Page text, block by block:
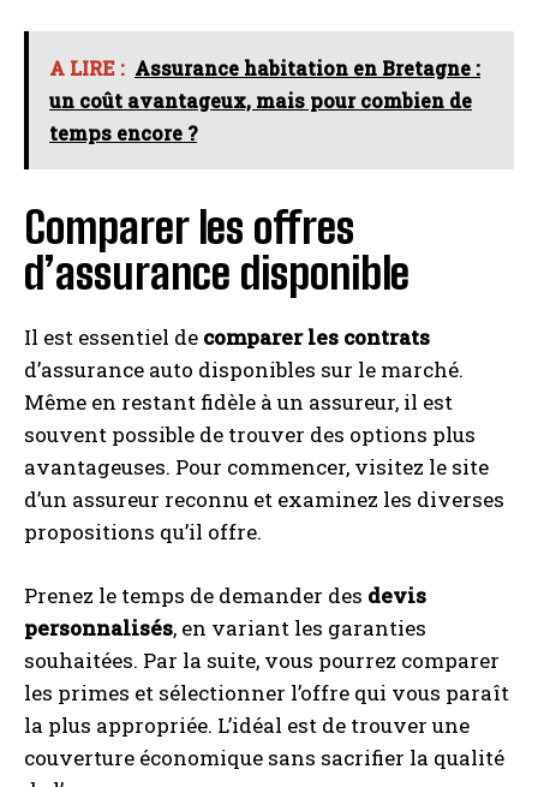
A LIRE : Assurance habitation en Bretagne :
un coût avantageux, mais pour combien de
temps encore ?
Comparer les offres
d’assurance disponible
Il est essentiel de comparer les contrats
d’assurance auto disponibles sur le marché.
Même en restant fidèle à un assureur, il est
souvent possible de trouver des options plus
avantageuses. Pour commencer, visitez le site
d’un assureur reconnu et examinez les diverses
propositions qu’il offre.
Prenez le temps de demander des devis
personnalisés, en variant les garanties
souhaitées. Par la suite, vous pourrez comparer
les primes et sélectionner l’offre qui vous paraît
la plus appropriée. L’idéal est de trouver une
couverture économique sans sacrifier la qualité